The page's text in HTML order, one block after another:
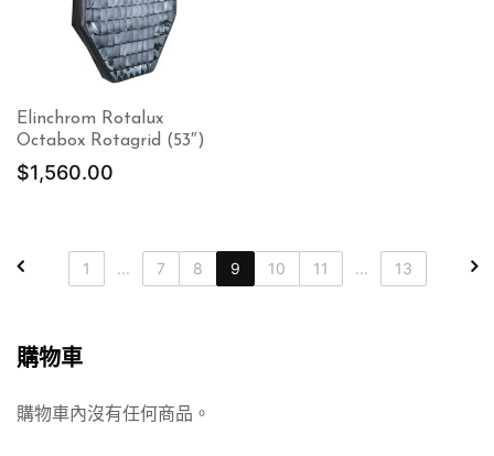
Elinchrom Rotalux
Octabox Rotagrid (53″)
$1,560.00
1 ... 7 8 9 10 11 ... 13
購物車
購物車內沒有任何商品。